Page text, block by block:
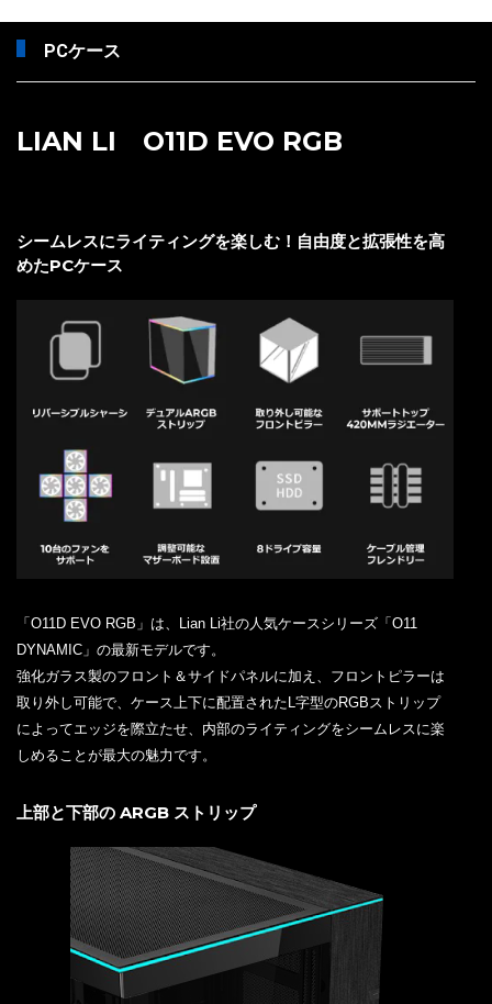
PCケース
LIAN LI O11D EVO RGB
シームレスにライティングを楽しむ！自由度と拡張性を高
めたPCケース
「O11D EVO RGB」は、Lian Li社の人気ケースシリーズ「O11
DYNAMIC」の最新モデルです。
強化ガラス製のフロント＆サイドパネルに加え、フロントピラーは
取り外し可能で、ケース上下に配置されたL字型のRGBストリップ
によってエッジを際立たせ、内部のライティングをシームレスに楽
しめることが最大の魅力です。
上部と下部の ARGB ストリップ